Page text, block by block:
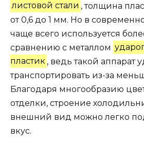
листовой стали , толщина
от 0,6 до 1 мм. Но в
чаще всего используется
сравнению с металлом
пластик , ведь такой аппарат
транспортировать из-за
Благодаря многообразию
отделки, строение
внешний вид можно легко
вкус.